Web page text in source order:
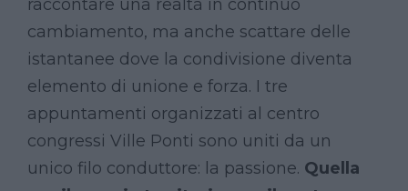
raccontare una realtà in continuo
cambiamento, ma anche scattare delle
istantanee dove la condivisione diventa
elemento di unione e forza. I tre
appuntamenti organizzati al centro
congressi Ville Ponti sono uniti da un
unico filo conduttore: la passione. Quella